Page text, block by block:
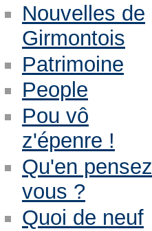
Nouvelles de
Girmontois
Patrimoine
People
Pou vô
z'épenre !
Qu'en pensez
vous ?
Quoi de neuf